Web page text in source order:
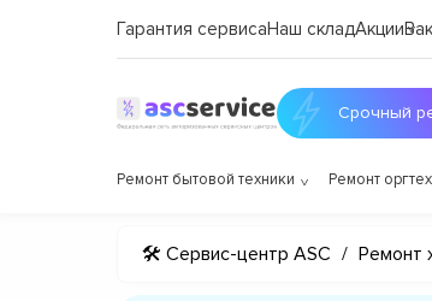
Гарантия сервисаНаш складАкции
Срочный
Ремонт бытовой техники Ремонт
🛠 Сервис-центр ASC / Ремонт